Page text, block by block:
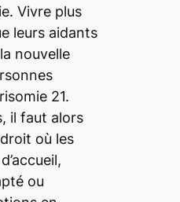
Vivre plus
leurs aidants
nouvelle
21.
il faut alors
où les
ou